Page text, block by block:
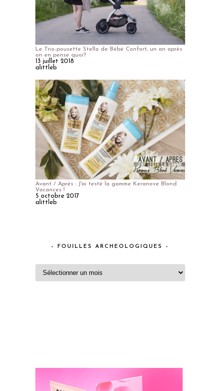
Le Trio-pousette Stella de Bébé Confort, un an après
on en pense quoi?
13 juillet 2018
alittleb
Avant / Après : J'ai testé la gamme Keranove Blond
Vacances !
5 octobre 2017
alittleb
– FOUILLES ARCHEOLOGIQUES –